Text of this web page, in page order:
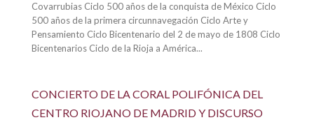
Covarrubias Ciclo 500 años de la conquista de México Ciclo
500 años de la primera circunnavegación Ciclo Arte y
Pensamiento Ciclo Bicentenario del 2 de mayo de 1808 Ciclo
Bicentenarios Ciclo de la Rioja a América...
CONCIERTO DE LA CORAL POLIFÓNICA DEL
CENTRO RIOJANO DE MADRID Y DISCURSO